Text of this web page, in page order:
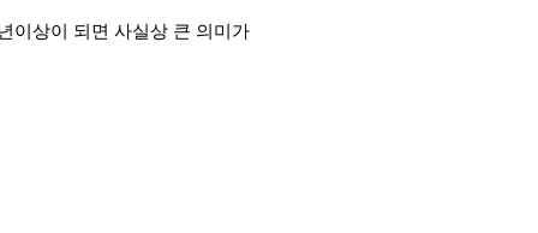
이상이 되면 사실상 큰 의미가